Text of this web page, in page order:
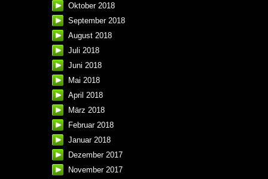
Oktober 2018
September 2018
August 2018
Juli 2018
Juni 2018
Mai 2018
April 2018
März 2018
Februar 2018
Januar 2018
Dezember 2017
November 2017